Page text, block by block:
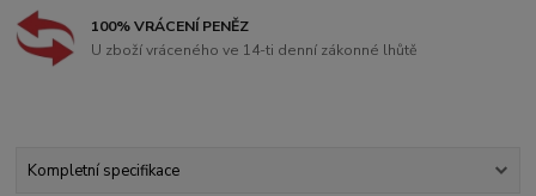
100% VRÁCENÍ PENĚZ
U zboží vráceného ve 14-ti denní zákonné lhůtě
Kompletní specifikace